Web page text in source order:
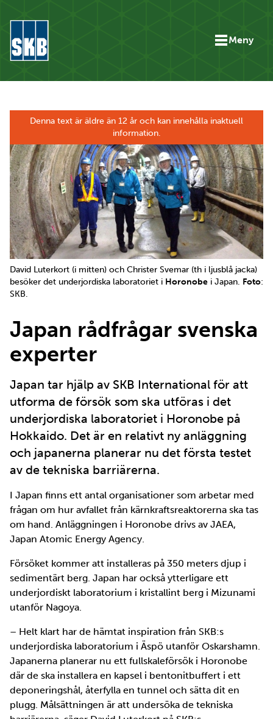
Meny
Denna text är äldre än 12 år och kan innehålla inaktuell
information.
David Luterkort (i mitten) och Christer Svemar (th i ljusblå jacka)
besöker det underjordiska laboratoriet i Horonobe i Japan. Foto:
SKB.
Japan rådfrågar svenska
experter
Japan tar hjälp av SKB International för att
utforma de försök som ska utföras i det
underjordiska laboratoriet i Horonobe på
Hokkaido. Det är en relativt ny anläggning
och japanerna planerar nu det första testet
av de tekniska barriärerna.
I Japan finns ett antal organisationer som arbetar med
frågan om hur avfallet från kärnkraftsreaktorerna ska tas
om hand. Anläggningen i Horonobe drivs av JAEA,
Japan Atomic Energy Agency.
Försöket kommer att installeras på 350 meters djup i
sedimentärt berg. Japan har också ytterligare ett
underjordiskt laboratorium i kristallint berg i Mizunami
utanför Nagoya.
– Helt klart har de hämtat inspiration från SKB:s
underjordiska laboratorium i Äspö utanför Oskarshamn.
Japanerna planerar nu ett fullskaleförsök i Horonobe
där de ska installera en kapsel i bentonitbuffert i ett
deponeringshål, återfylla en tunnel och sätta dit en
plugg. Målsättningen är att undersöka de tekniska